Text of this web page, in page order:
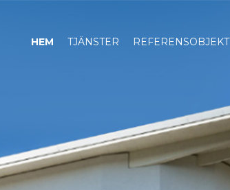
HEM TJÄNSTER REFERENSOBJEKT